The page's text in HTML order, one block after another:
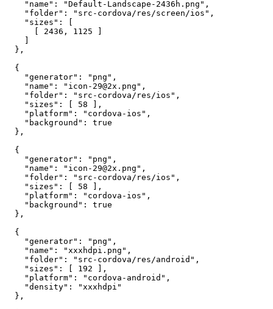
"name" : "Default-Landscape-2436h.png" ,
"folder" : "src-cordova/res/screen/ios" ,
"sizes" :
2436 , 1125
} ,
{
"generator" : "png" ,
"name" : "icon-29@2x.png" ,
"folder" : "src-cordova/res/ios" ,
"sizes" : 58
,
"platform" : "cordova-ios" ,
"background" :
true
} ,
{
"generator" : "png" ,
"name" : "icon-29@2x.png" ,
"folder" : "src-cordova/res/ios" ,
"sizes" : 58
,
"platform" : "cordova-ios" ,
"background" :
true
} ,
{
"generator" : "png" ,
"name" : "xxxhdpi.png" ,
"folder" : "src-cordova/res/android" ,
"sizes" : 192
,
"platform" : "cordova-android" ,
"density" :
"xxxhdpi"
} ,